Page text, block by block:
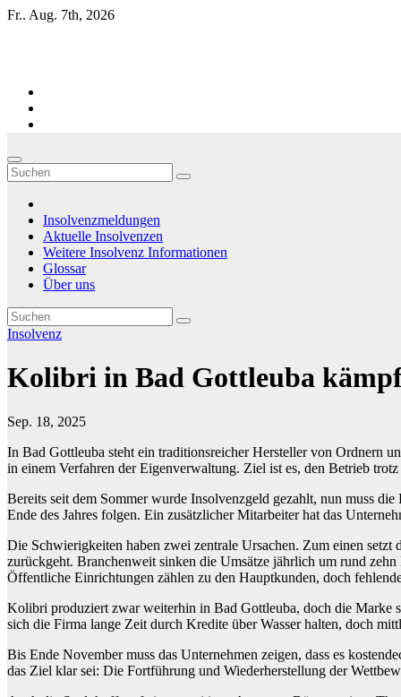
Zum
Fr.. Aug. 7th, 2026
Insolvenzmeldungen
Aktuelle Insolvenzen
Weitere Insolvenz Informationen
Glossar
Über uns
Insolvenz
Kolibri in Bad Gottleuba
Sep. 18, 2025
In Bad Gottleuba steht ein traditionsreicher Hersteller von Ordnern
in einem Verfahren der Eigenverwaltung. Ziel ist es, den Betrieb
Bereits seit dem Sommer wurde Insolvenzgeld gezahlt, nun muss
Ende des Jahres folgen. Ein zusätzlicher Mitarbeiter hat das
Die Schwierigkeiten haben zwei zentrale Ursachen. Zum einen
zurückgeht. Branchenweit sinken die Umsätze jährlich um rund
Öffentliche Einrichtungen zählen zu den Hauptkunden, doch
Kolibri produziert zwar weiterhin in Bad Gottleuba, doch die Marke
sich die Firma lange Zeit durch Kredite über Wasser halten, doch
Bis Ende November muss das Unternehmen zeigen, dass es
das Ziel klar sei: Die Fortführung und Wiederherstellung der